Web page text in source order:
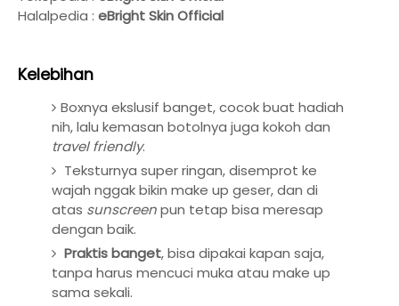
Halalpedia : eBright Skin Official
Kelebihan
Boxnya ekslusif banget, cocok buat hadiah
nih, lalu kemasan botolnya juga kokoh dan
travel friendly.
Teksturnya super ringan, disemprot ke
wajah nggak bikin make up geser, dan di
atas sunscreenpun tetap bisa meresap
dengan baik.
Praktis banget, bisa dipakai kapan saja,
tanpa harus mencuci muka atau make up
sama sekali.